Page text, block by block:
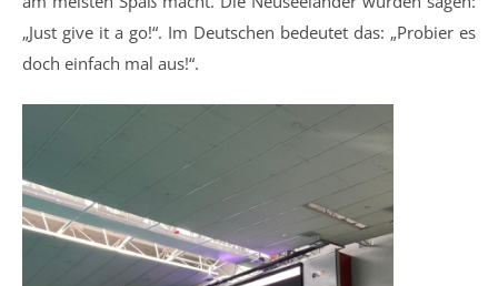
„Just give it a go!“. Im Deutschen bedeutet das: „Probier es
doch einfach mal aus!“.